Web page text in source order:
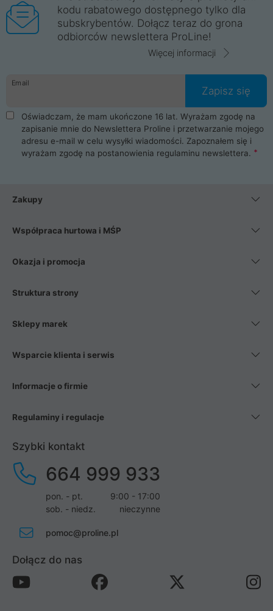
ProLine to polska firma ze 100% polskim kapitałem. Działamy
legalnie i płacimy podatki w naszym kraju! Posiadamy siedzibę
główną w Mirkowie oraz salony na terenie kraju. Cała
komunikacja ze sklepem komputerowym ProLine jest
danych osobowych. Dlatego zakup notebooka albo laptopa w
ProLine to czysta przyjemność i pełne bezpieczeństwo.
Zaopatrzysz się u nas w akcesoria i części komputerowe
takie jak procesory, karty graficzne, płyty główne, pamięci,
dyski SSD, M.2 oraz HDD. Nasi pracownicy pomogą Ci wybrać
najlepszy zasilacz komputerowy oraz obudowę do komputera.
Poza komputerami mamy również najlepsze na rynku
Smartfony takich producentów jak Xiaomi, Apple, Samsung i
wentylatory. Na koniec mając już to wszystko, możesz
kodu rabatowego dostępnego tylko dla
subskrybentów. Dołącz teraz do grona
odbiorców newslettera ProLine!
Więcej informacji
Email
Zapisz się
Oświadczam, że mam ukończone 16 lat. Wyrażam zgodę na
zapisanie mnie do Newslettera Proline i przetwarzanie mojego
adresu e-mail w celu wysyłki wiadomości. Zapoznałem się i
wyrażam zgodę na postanowienia regulaminu newslettera.
Zakupy
Współpraca hurtowa i MŚP
Okazja i promocja
Struktura strony
Sklepy marek
Wsparcie klienta i serwis
Informacje o firmie
Regulaminy i regulacje
Szybki kontakt
664 999 933
pon. - pt.
9:00 - 17:00
sob. - niedz.
nieczynne
pomoc@proline.pl
Dołącz do nas